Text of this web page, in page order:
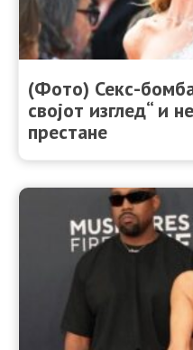
(Фото) Секс-
својот изглед“ и
престане